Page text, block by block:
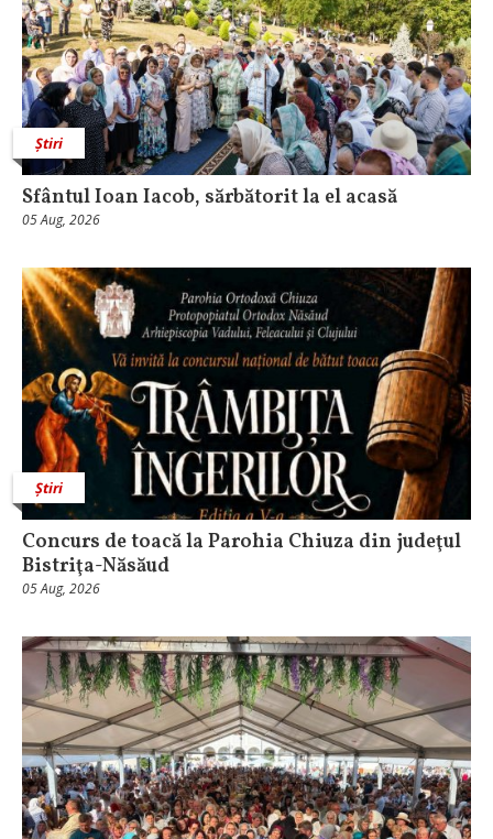
Știri
Sfântul Ioan Iacob, sărbătorit la el acasă
05 Aug, 2026
Știri
​Concurs de toacă la Parohia Chiuza din judeţul
Bistriţa-Năsăud
05 Aug, 2026